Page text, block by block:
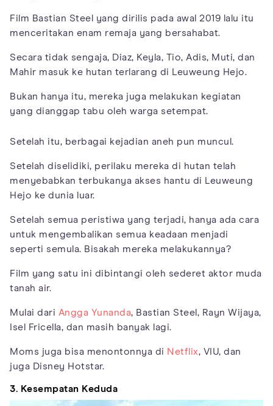
Film Bastian Steel yang dirilis pada awal 2019 lalu itu
menceritakan enam remaja yang bersahabat.
Secara tidak sengaja, Diaz, Keyla, Tio, Adis, Muti, dan
Mahir masuk ke hutan terlarang di Leuweung Hejo.
Bukan hanya itu, mereka juga melakukan kegiatan
yang dianggap tabu oleh warga setempat.
Setelah itu, berbagai kejadian aneh pun muncul.
Setelah diselidiki, perilaku mereka di hutan telah
menyebabkan terbukanya akses hantu di Leuweung
Hejo ke dunia luar.
Setelah semua peristiwa yang terjadi, hanya ada cara
untuk mengembalikan semua keadaan menjadi
seperti semula. Bisakah mereka melakukannya?
Film yang satu ini dibintangi oleh sederet aktor muda
tanah air.
Mulai dari Angga Yunanda, Bastian Steel, Rayn Wijaya,
Isel Fricella, dan masih banyak lagi.
Moms juga bisa menontonnya di Netflix, VIU, dan
juga Disney Hotstar.
3. Kesempatan Keduda